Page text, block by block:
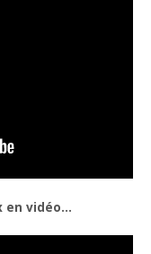
en vidéo…